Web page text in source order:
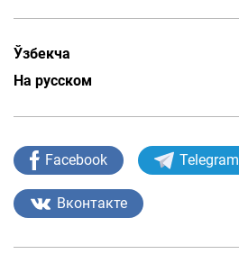
Ўзбекча
На русском
Facebook Telegram
Вконтакте